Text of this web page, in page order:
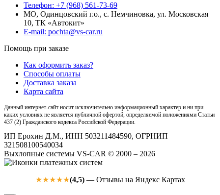
Телефон: +7 (968) 561-73-69
МО, Одинцовский г.о., с. Немчиновка, ул. Московская
10, ТК «Автокит»
E-mail: pochta@vs-car.ru
Помощь при заказе
Как оформить заказ?
Способы оплаты
Доставка заказа
Карта сайта
Данный интернет-сайт носит исключительно информационный характер и ни при
каких условиях не является публичной офертой, определяемой положениями Статьи
437 (2) Гражданского кодекса Российской Федерации.
ИП Ерохин Д.М., ИНН 503211484590, ОГРНИП
321508100540034
Выхлопные системы VS-CAR © 2000 – 2026
★★★★★(4,5)— Отзывы на Яндекс Картах